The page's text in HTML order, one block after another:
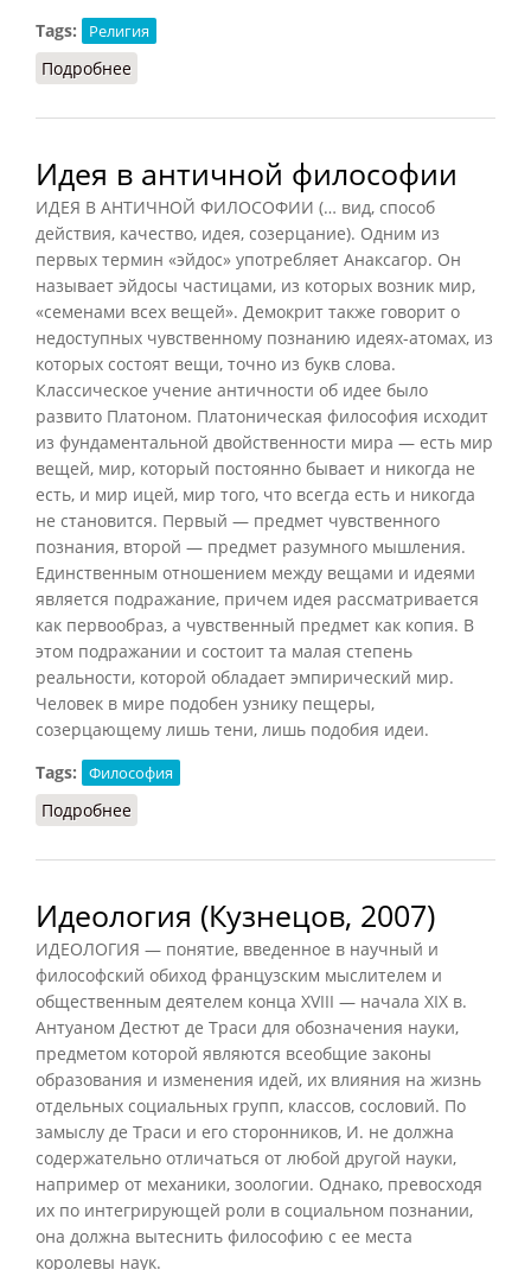
Tags:
Религия
Подробнее
Идея в античной философии
ИДЕЯ В АНТИЧНОЙ ФИЛОСОФИИ (… вид, способ
действия, качество, идея, созерцание). Одним из
первых термин «эйдос» употребляет Анаксагор. Он
называет эйдосы частицами, из которых возник мир,
«семенами всех вещей». Демокрит также говорит о
недоступных чувственному познанию идеях-атомах, из
которых состоят вещи, точно из букв слова.
Классическое учение античности об идее было
развито Платоном. Платоническая философия исходит
из фундаментальной двойственности мира — есть мир
вещей, мир, который постоянно бывает и никогда не
есть, и мир ицей, мир того, что всегда есть и никогда
не становится. Первый — предмет чувственного
познания, второй — предмет разумного мышления.
Единственным отношением между вещами и идеями
является подражание, причем идея рассматривается
как первообраз, а чувственный предмет как копия. В
этом подражании и состоит та малая степень
реальности, которой обладает эмпирический мир.
Человек в мире подобен узнику пещеры,
созерцающему лишь тени, лишь подобия идеи.
Tags:
Философия
Подробнее
Идеология (Кузнецов, 2007)
ИДЕОЛОГИЯ — понятие, введенное в научный и
философский обиход французским мыслителем и
общественным деятелем конца XVIII — начала XIX в.
Антуаном Дестют де Траси для обозначения науки,
предметом которой являются всеобщие законы
образования и изменения идей, их влияния на жизнь
отдельных социальных групп, классов, сословий. По
замыслу де Траси и его сторонников, И. не должна
содержательно отличаться от любой другой науки,
например от механики, зоологии. Однако, превосходя
их по интегрирующей роли в социальном познании,
она должна вытеснить философию с ее места
королевы наук.